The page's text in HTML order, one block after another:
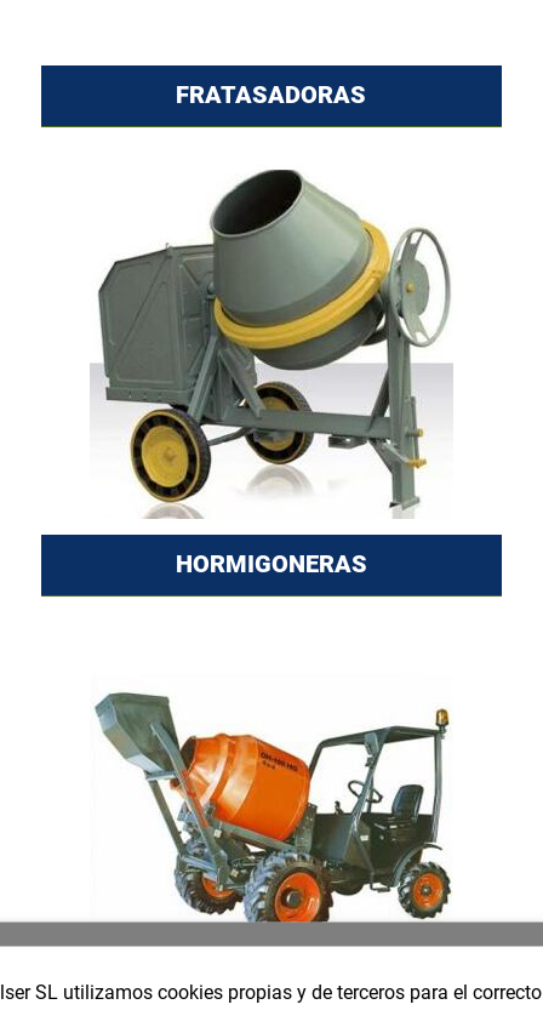
FRATASADORAS
HORMIGONERAS
SL utilizamos cookies propias y de terceros para el correcto